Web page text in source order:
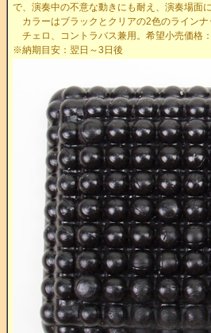
で、演奏中の不意な動きにも耐え、演奏場面
カラーはブラックとクリアの2色のラインナ
チェロ、コントラバス兼用。希望小売価格
※納期目安：翌日～3日後